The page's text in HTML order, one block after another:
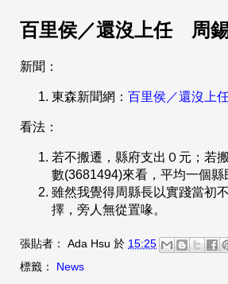
百里侯／還沒上任 周
新聞：
東森新聞網： 百里侯／還沒上
看法：
若不搬遷，縣府支出０元；若
數(3681494)來看，平均一個縣
雖然我覺得周縣長以實踐當初
擇，旁人無從置喙。
張貼者： Ada Hsu 於 15:25
標籤： News